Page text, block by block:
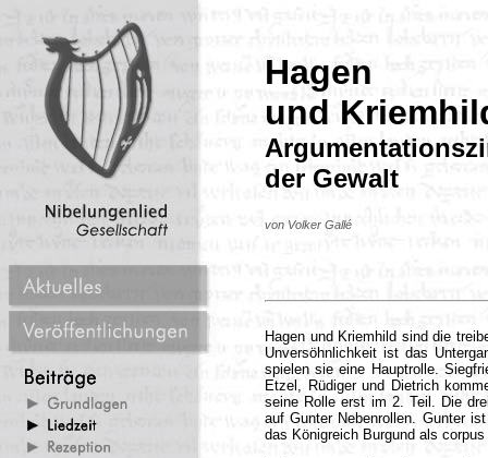
Hagen
und
der Gewalt
von Volker Gallé
Hagen und Kriemhild sind die
Unversöhnlichkeit ist das
spielen sie eine Hauptrolle.
Etzel, Rüdiger und Dietrich
seine Rolle erst im 2. Teil. Die
auf Gunter Nebenrollen. Gunter
das Königreich Burgund als